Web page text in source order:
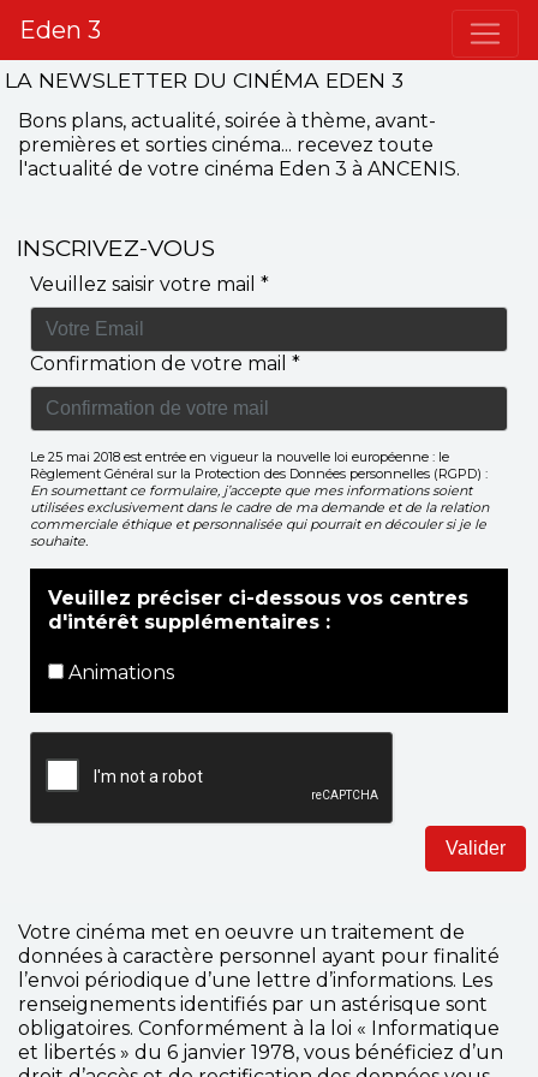
Eden 3
LA NEWSLETTER DU CINÉMA EDEN 3
Bons plans, actualité, soirée à thème, avant-
premières et sorties cinéma... recevez toute
l'actualité de votre cinéma Eden 3 à ANCENIS.
INSCRIVEZ-VOUS
Veuillez saisir votre mail *
Confirmation de votre mail *
Le 25 mai 2018 est entrée en vigueur la nouvelle loi européenne : le
Règlement Général sur la Protection des Données personnelles (RGPD) :
En soumettant ce formulaire, j’accepte que mes informations soient
utilisées exclusivement dans le cadre de ma demande et de la relation
commerciale éthique et personnalisée qui pourrait en découler si je le
souhaite.
Veuillez préciser ci-dessous vos centres
d'intérêt supplémentaires :
Animations
Votre cinéma met en oeuvre un traitement de
données à caractère personnel ayant pour finalité
l’envoi périodique d’une lettre d’informations. Les
renseignements identifiés par un astérisque sont
obligatoires. Conformément à la loi « Informatique
et libertés » du 6 janvier 1978, vous bénéficiez d’un